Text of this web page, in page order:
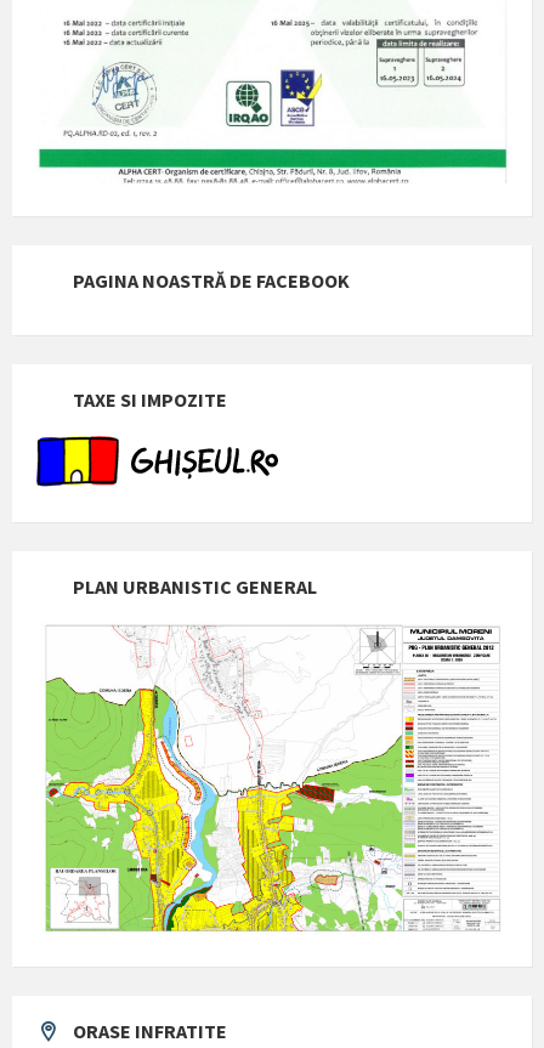
PAGINA NOASTRĂ DE FACEBOOK
TAXE SI IMPOZITE
PLAN URBANISTIC GENERAL
ORASE INFRATITE